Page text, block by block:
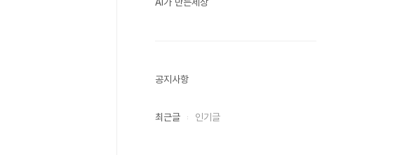
공지사항
최근글 인기글